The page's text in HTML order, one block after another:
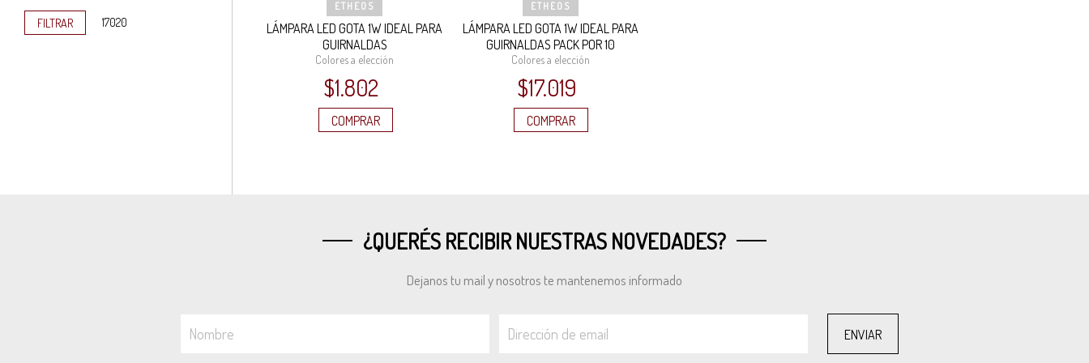
mínimo
FILTRAR
ETHEOS
LÁMPARA LED GOTA 1W IDEAL PARA
GUIRNALDAS
Colores a elección
$1.802
COMPRAR
ETHEOS
LÁMPARA LED GOTA 1W IDEAL PARA
GUIRNALDAS PACK POR 10
Colores a elección
$17.019
COMPRAR
¿QUERÉS RECIBIR NUESTRAS NOVEDADES?
Dejanos tu mail y nosotros te mantenemos informado